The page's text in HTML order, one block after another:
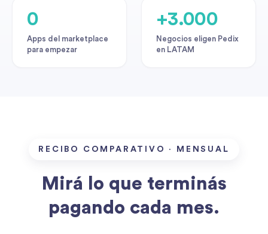
0
Apps del marketplace
para empezar
+3.000
Negocios eligen Pedix
en LATAM
RECIBO COMPARATIVO · MENSUAL
Mirá lo que terminás
pagando cada mes.